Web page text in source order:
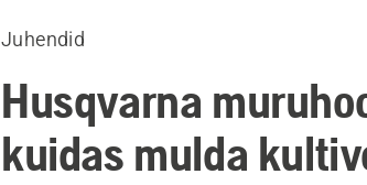
Juhendid
Husqvarna
kuidas mulda